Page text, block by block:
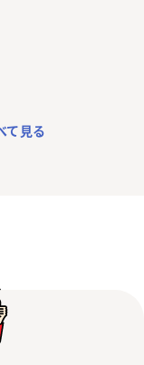
て見る